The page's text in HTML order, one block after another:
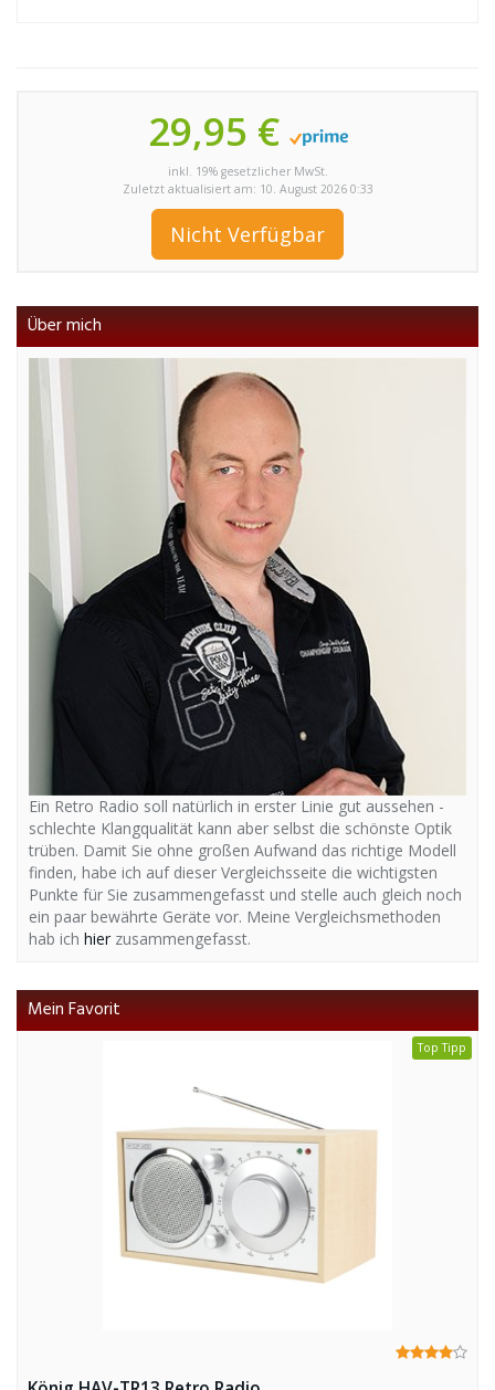
29,95 €
inkl. 19% gesetzlicher MwSt.
Zuletzt aktualisiert am: 10. August 2026 0:33
Nicht Verfügbar
Über mich
Ein Retro Radio soll natürlich in erster Linie gut aussehen -
schlechte Klangqualität kann aber selbst die schönste Optik
trüben. Damit Sie ohne großen Aufwand das richtige Modell
finden, habe ich auf dieser Vergleichsseite die wichtigsten
Punkte für Sie zusammengefasst und stelle auch gleich noch
ein paar bewährte Geräte vor. Meine Vergleichsmethoden
hab ich hier zusammengefasst.
Mein Favorit
Top Tipp